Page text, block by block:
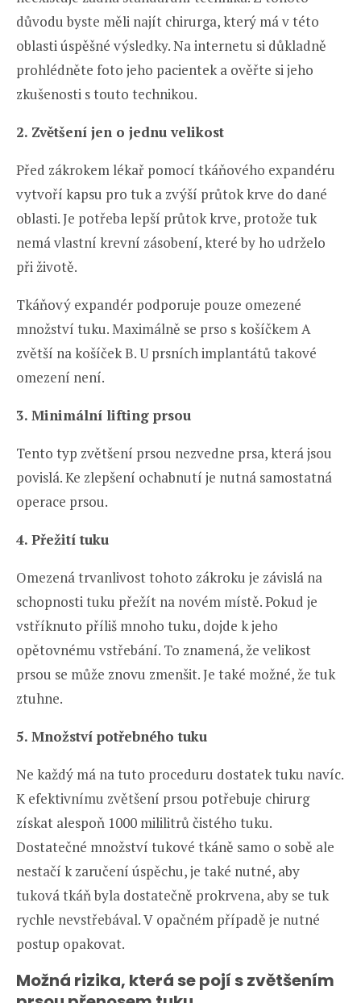
důvodu byste měli najít chirurga, který má v této
oblasti úspěšné výsledky. Na internetu si důkladně
prohlédněte foto jeho pacientek a ověřte si jeho
zkušenosti s touto technikou.
2. Zvětšení jen o jednu velikost
Před zákrokem lékař pomocí tkáňového expandéru
vytvoří kapsu pro tuk a zvýší průtok krve do dané
oblasti. Je potřeba lepší průtok krve, protože tuk
nemá vlastní krevní zásobení, které by ho udrželo
při životě.
Tkáňový expandér podporuje pouze omezené
množství tuku. Maximálně se prso s košíčkem A
zvětší na košíček B. U prsních implantátů takové
omezení není.
3. Minimální lifting prsou
Tento typ zvětšení prsou nezvedne prsa, která jsou
povislá. Ke zlepšení ochabnutí je nutná samostatná
operace prsou.
4. Přežití tuku
Omezená trvanlivost tohoto zákroku je závislá na
schopnosti tuku přežít na novém místě. Pokud je
vstříknuto příliš mnoho tuku, dojde k jeho
opětovnému vstřebání. To znamená, že velikost
prsou se může znovu zmenšit. Je také možné, že tuk
ztuhne.
5. Množství potřebného tuku
Ne každý má na tuto proceduru dostatek tuku navíc.
K efektivnímu zvětšení prsou potřebuje chirurg
získat alespoň 1000 mililitrů čistého tuku.
Dostatečné množství tukové tkáně samo o sobě ale
nestačí k zaručení úspěchu, je také nutné, aby
tuková tkáň byla dostatečně prokrvena, aby se tuk
rychle nevstřebával. V opačném případě je nutné
postup opakovat.
Možná rizika, která se pojí s zvětšením